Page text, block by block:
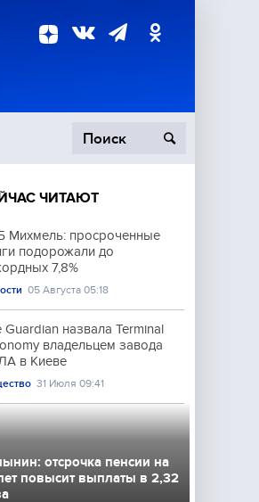
ЧИТАЮТ
Михмель: просроченные
подорожали до
7,8%
05 Августа 05:18
Guardian назвала Terminal
владельцем завода
в Киеве
31 Июля 09:41
отсрочка пенсии на
повысит выплаты в 2,32